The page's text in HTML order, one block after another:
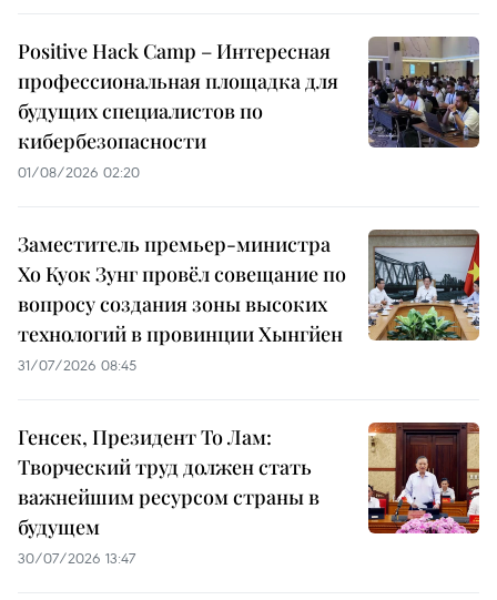
Positive Hack Camp – Интересная
профессиональная площадка для
будущих специалистов по
кибербезопасности
01/08/2026 02:20
Заместитель премьер-министра
Хо Куок Зунг провёл совещание по
вопросу создания зоны высоких
технологий в провинции Хынгйен
31/07/2026 08:45
Генсек, Президент То Лам:
Творческий труд должен стать
важнейшим ресурсом страны в
будущем
30/07/2026 13:47